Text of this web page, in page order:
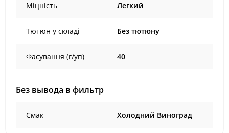
Міцність Легкий
Тютюн у складі Без тютюну
Фасування (г/уп) 40
Без вывода в фильтр
Смак Холодний Виноград